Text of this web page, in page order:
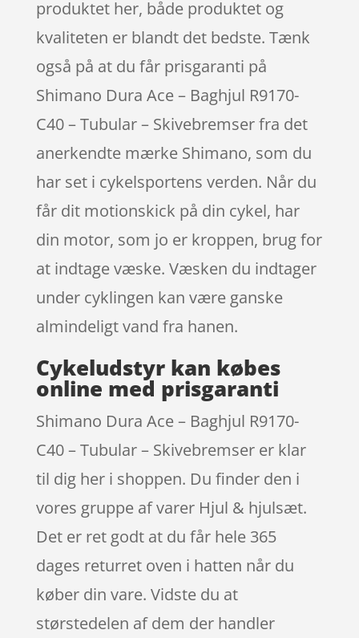
produktet her, både produktet og
kvaliteten er blandt det bedste. Tænk
også på at du får prisgaranti på
Shimano Dura Ace – Baghjul R9170-
C40 – Tubular – Skivebremser fra det
anerkendte mærke Shimano, som du
har set i cykelsportens verden. Når du
får dit motionskick på din cykel, har
din motor, som jo er kroppen, brug for
at indtage væske. Væsken du indtager
under cyklingen kan være ganske
almindeligt vand fra hanen.
Cykeludstyr kan købes
online med prisgaranti
Shimano Dura Ace – Baghjul R9170-
C40 – Tubular – Skivebremser er klar
til dig her i shoppen. Du finder den i
vores gruppe af varer Hjul & hjulsæt.
Det er ret godt at du får hele 365
dages returret oven i hatten når du
køber din vare. Vidste du at
størstedelen af dem der handler